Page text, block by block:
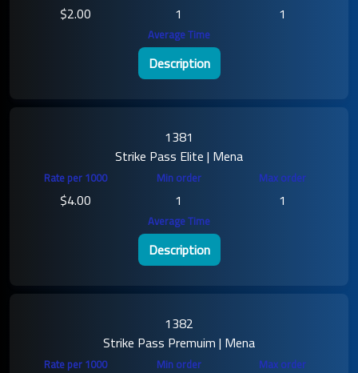
$2.00
1 1
Description
1381
Strike Pass Elite | Mena
$4.00
1 1
Description
1382
Strike Pass Premuim | Mena